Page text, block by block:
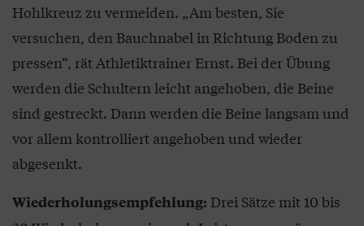
Hohlkreuz zu vermeiden. „Am besten, Sie
versuchen, den Bauchnabel in Richtung Boden zu
pressen“, rät Athletiktrainer Ernst. Bei der Übung
werden die Schultern leicht angehoben, die Beine
sind gestreckt. Dann werden die Beine langsam und
vor allem kontrolliert angehoben und wieder
abgesenkt.
Wiederholungsempfehlung: Drei Sätze mit 10 bis